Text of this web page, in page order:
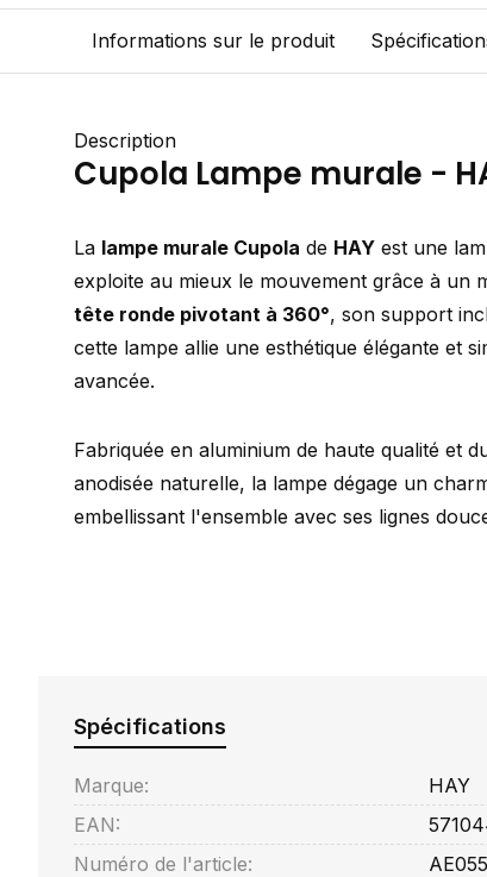
Informations sur le produit
Description
Cupola Lampe murale -
La lampe murale Cupola de HAY est une
exploite au mieux le mouvement grâce à un
tête ronde pivotant à 360°, son support
cette lampe allie une esthétique élégante et
avancée.
Fabriquée en aluminium de haute qualité et
anodisée naturelle, la lampe dégage un
embellissant l'ensemble avec ses lignes
Spécifications
Marque:
HAY
EAN:
Numéro de l'article: